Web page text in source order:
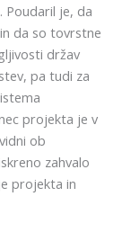
Poudaril je, da
da so tovrstne
držav
pa tudi za
projekta je v
ob
zahvalo
projekta in